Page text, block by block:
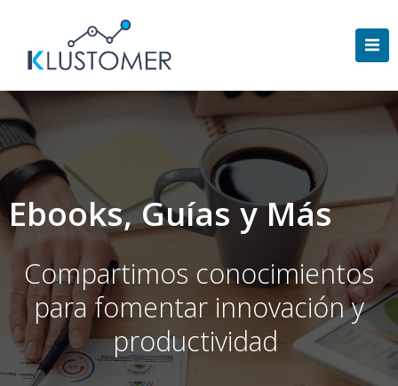
Ebooks, Guías y Más
Compartimos conocimientos
para fomentar innovación y
productividad